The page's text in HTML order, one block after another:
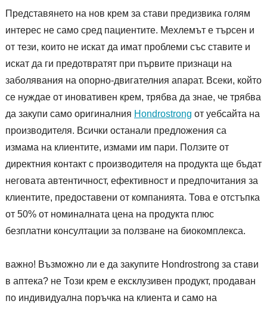
Представянето на нов крем за стави предизвика голям
интерес не само сред пациентите. Мехлемът е търсен и
от тези, които не искат да имат проблеми със ставите и
искат да ги предотвратят при първите признаци на
заболявания на опорно-двигателния апарат. Всеки, който
се нуждае от иновативен крем, трябва да знае, че трябва
да закупи само оригиналния Hondrostrong от уебсайта на
производителя. Всички останали предложения са
измама на клиентите, измами им пари. Ползите от
директния контакт с производителя на продукта ще бъдат
неговата автентичност, ефективност и предпочитания за
клиентите, предоставени от компанията. Това е отстъпка
от 50% от номиналната цена на продукта плюс
безплатни консултации за ползване на биокомплекса.
важно! Възможно ли е да закупите Hondrostrong за стави
в аптека? не Този крем е ексклузивен продукт, продаван
по индивидуална поръчка на клиента и само на